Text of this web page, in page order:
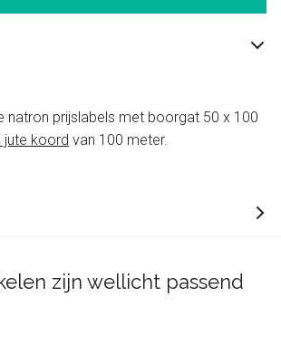
natron prijslabels met boorgat 50 x 100
jute koord van 100 meter.
zijn wellicht passend